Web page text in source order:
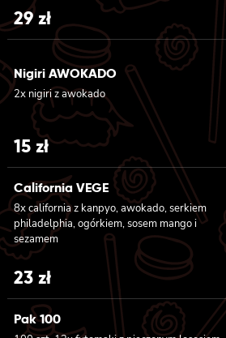
29zł
Nigiri AWOKADO
2x nigiri z awokado
15 zł
California VEGE
8x california z kanpyo, awokado, serkiem
philadelphia, ogórkiem, sosem mango i
sezamem
23 zł
Pak 100